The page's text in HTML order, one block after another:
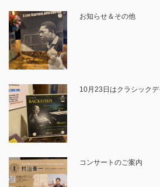
お知らせ＆その他
10月23日はクラシックデ
コンサートのご案内